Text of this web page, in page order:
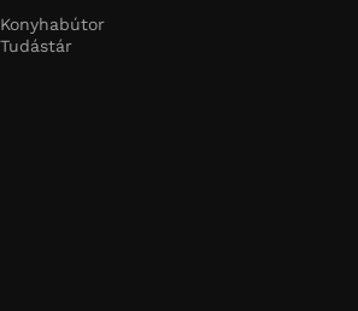
Konyhabútor
Tudástár